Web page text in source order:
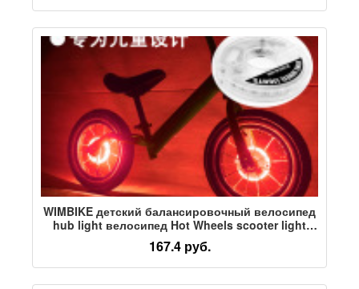
для верховой езды
WIMBIKE детский балансировочный велосипед
hub light велосипед Hot Wheels scooter light
USB зарядка интеллектуальный
автоматический
167.4 руб.